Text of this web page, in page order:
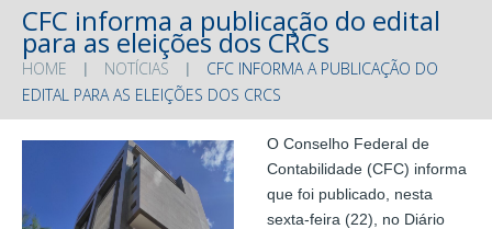
CFC informa a publicação do edital
para as eleições dos CRCs
HOME NOTÍCIAS
CFC INFORMA A PUBLICAÇÃO DO
EDITAL PARA AS ELEIÇÕES DOS CRCS
O Conselho Federal de
Contabilidade (CFC) informa
que foi publicado, nesta
sexta-feira (22), no Diário